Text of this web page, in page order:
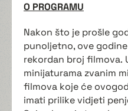
O PROGRAMU
Nakon što je prošle
punoljetno, ove
rekordan broj filmova.
minijaturama zvanim
filmova koje će
imati prilike vidjeti